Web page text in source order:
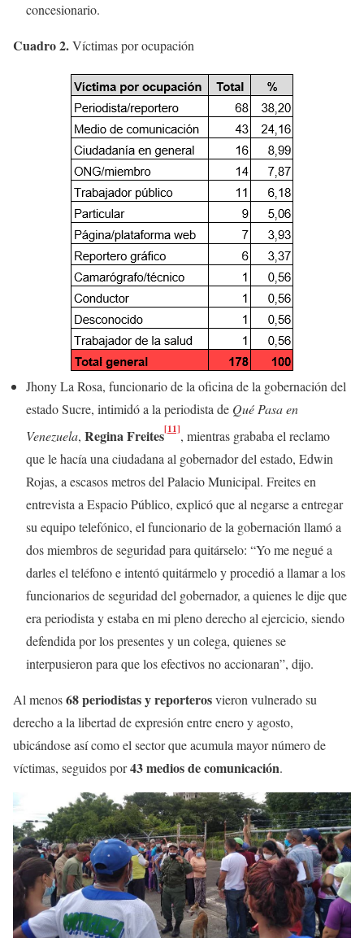
concesionario.
Cuadro 2.Víctimas por ocupación
Jhony La Rosa, funcionario de la oficina de la gobernación del
estado Sucre, intimidó a la periodista de Qué Pasa en
Venezuela, Regina Freites[11], mientras grababa el reclamo
que le hacía una ciudadana al gobernador del estado, Edwin
Rojas, a escasos metros del Palacio Municipal. Freites en
entrevista a Espacio Público, explicó que al negarse a entregar
su equipo telefónico, el funcionario de la gobernación llamó a
dos miembros de seguridad para quitárselo: “Yo me negué a
darles el teléfono e intentó quitármelo y procedió a llamar a los
funcionarios de seguridad del gobernador, a quienes le dije que
era periodista y estaba en mi pleno derecho al ejercicio, siendo
defendida por los presentes y un colega, quienes se
interpusieron para que los efectivos no accionaran”, dijo.
Al menos68 periodistas y reporterosvieron vulnerado su
derecho a la libertad de expresión entre enero y agosto,
ubicándose así como el sector que acumula mayor número de
víctimas, seguidos por43 medios de comunicación.